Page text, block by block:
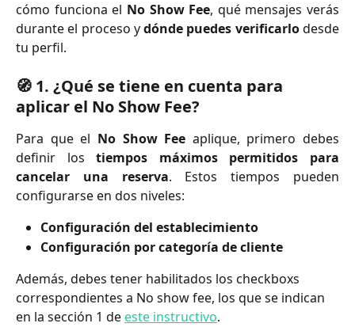
cómo funciona el No Show Fee, qué mensajes verás
durante el proceso ydónde puedes verificarlodesde
tu perfil.
🧭 1. ¿Qué se tiene en cuenta para
aplicar el No Show Fee?
Para que el No Show Fee aplique, primero debes
definir lostiempos máximos permitidos para
cancelar una reserva. Estos tiempos pueden
configurarse en dos niveles:
Configuración del establecimiento
Configuración por categoría de cliente
Además, debes tener habilitados los checkboxs
correspondientes a No show fee, los que se indican
en la sección 1 de este instructivo.